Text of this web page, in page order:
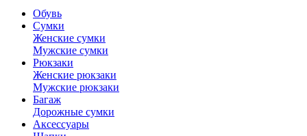
Обувь
Сумки
Женские сумки
Мужские сумки
Рюкзаки
Женские рюкзаки
Мужские рюкзаки
Багаж
Дорожные сумки
Аксессуары